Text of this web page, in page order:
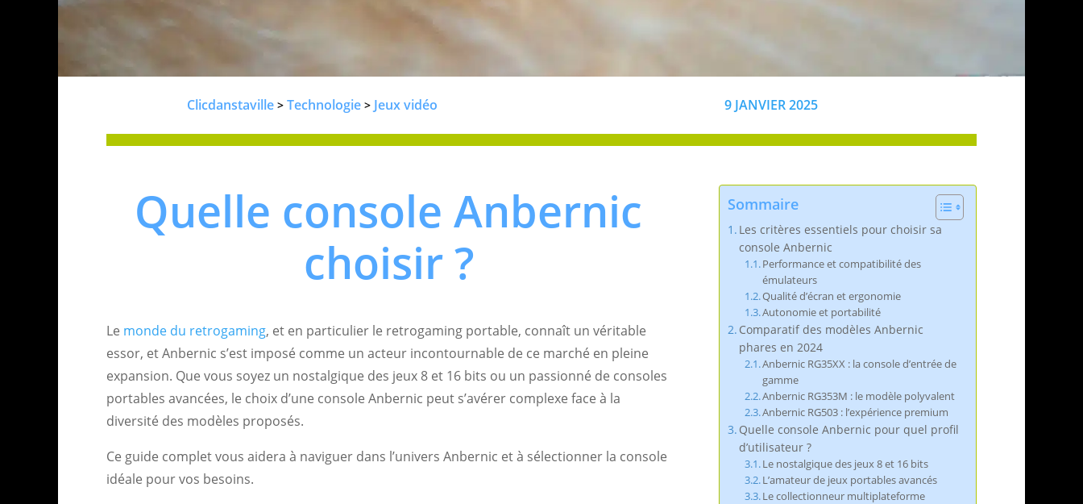
Clicdanstaville> Technologie> Jeux vidéo 9 JANVIER 2025
Quelle console Anbernic
choisir ?
Le monde du retrogaming, et en particulier le retrogaming portable, connaît un véritable
essor, et Anbernic s’est imposé comme un acteur incontournable de ce marché en pleine
expansion. Que vous soyez un nostalgique des jeux 8 et 16 bits ou un passionné de consoles
portables avancées, le choix d’une console Anbernic peut s’avérer complexe face à la
diversité des modèles proposés.
Ce guide complet vous aidera à naviguer dans l’univers Anbernic et à sélectionner la console
idéale pour vos besoins.
Sommaire
Les critères essentiels pour choisir sa
console Anbernic
Performance et compatibilité des
émulateurs
Qualité d’écran et ergonomie
Autonomie et portabilité
Comparatif des modèles Anbernic
phares en 2024
Anbernic RG35XX : la console d’entrée de
gamme
Anbernic RG353M : le modèle polyvalent
Anbernic RG503 : l’expérience premium
Quelle console Anbernic pour quel profil
d’utilisateur ?
Le nostalgique des jeux 8 et 16 bits
L’amateur de jeux portables avancés
Le collectionneur multiplateforme